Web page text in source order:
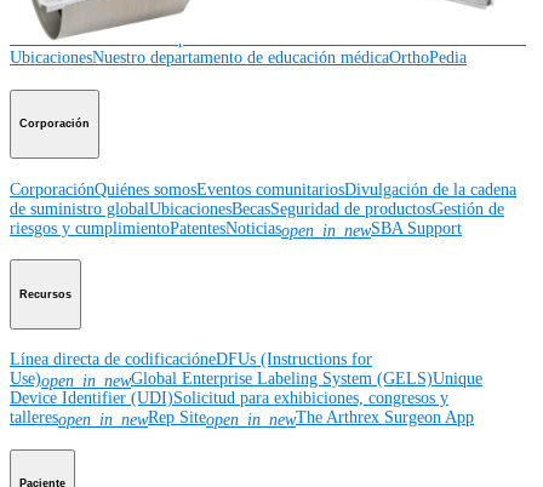
Educación médica
UbicacionesNuestro departamento de educación médicaOrthoPedia
Corporación
CorporaciónQuiénes somosEventos comunitariosDivulgación de la cadena
de suministro globalUbicacionesBecasSeguridad de productosGestión de
riesgos y cumplimientoPatentesNoticiasopen_in_newSBA Support
Recursos
Línea directa de codificacióneDFUs (Instructions for
Use)open_in_newGlobal Enterprise Labeling System (GELS)Unique
Device Identifier (UDI)Solicitud para exhibiciones, congresos y
talleresopen_in_newRep Siteopen_in_newThe Arthrex Surgeon App
Paciente